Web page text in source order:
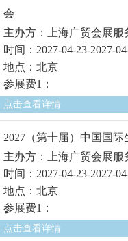
会
主办方：上海广贸会展服
时间：2027-04-23-2027-
地点：北京
参展费1：
点击查看详情
2027（第十届）中国国
主办方：上海广贸会展服
时间：2027-04-23-2027-
地点：北京
参展费1：
点击查看详情